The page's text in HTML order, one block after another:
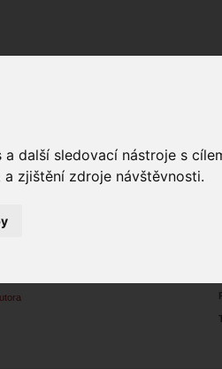
další sledovací nástroje s
zjištění zdroje návštěvnosti.
móda